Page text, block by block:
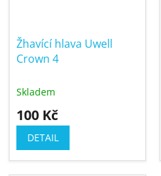
Žhavící hlava Uwell
Crown 4
Skladem
100 Kč
DETAIL